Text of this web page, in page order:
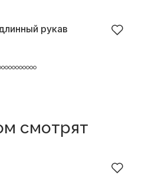
рукав
смотрят